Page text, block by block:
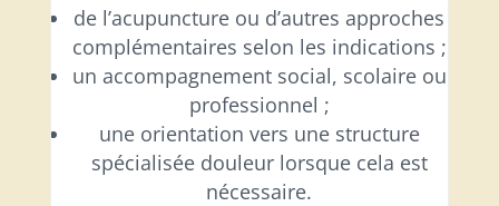
de l’acupuncture ou d’autres approches
complémentaires selon les indications ;
un accompagnement social, scolaire ou
professionnel ;
une orientation vers une structure
spécialisée douleur lorsque cela est
nécessaire.